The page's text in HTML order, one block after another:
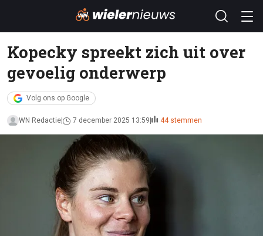
Kopecky spreekt zich uit over
gevoelig onderwerp
Volg ons op Google
WN Redactie 7 december 2025 13:59 44 stemmen